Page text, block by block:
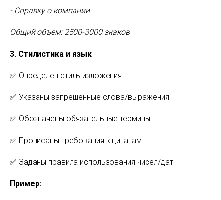
- Справку о компании
Общий объем: 2500-3000 знаков
3. Стилистика и язык
✅ Определен стиль изложения
✅ Указаны запрещенные слова/выражения
✅ Обозначены обязательные термины
✅ Прописаны требования к цитатам
✅ Заданы правила использования чисел/дат
Пример: